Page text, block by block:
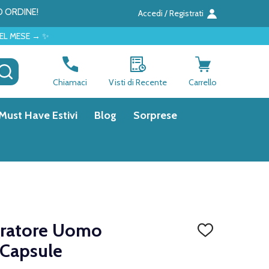
ORDINE! Accedi / Registrati
CERCA
Chiamaci Visti di Recente Carrello
Have Estivi Blog Sorprese
Uomo
AGGIUNGI